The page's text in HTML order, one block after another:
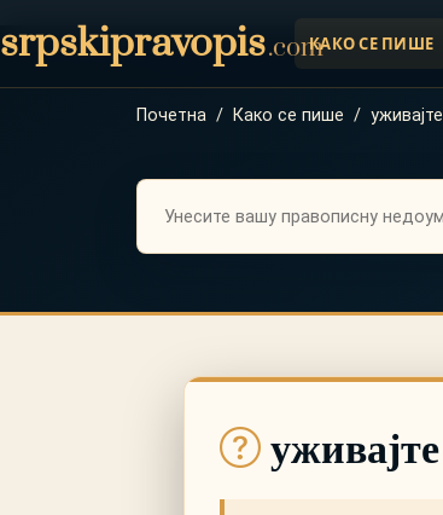
srpskipravopis.comКАКО СЕ ПИШЕ
Почетна / Како се пише /